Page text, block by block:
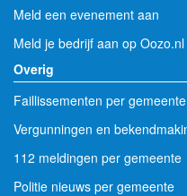
Meld een evenement aan
Meld je bedrijf aan op Oozo.nl
Overig
Faillissementen per gemeente
Vergunningen en
112 meldingen per gemeente
Politie nieuws per gemeente